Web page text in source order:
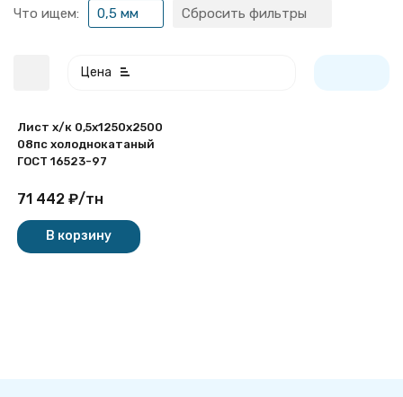
Что ищем: 0,5 мм Сбросить фильтры
Цена
Лист х/к 0,5х1250х2500
08пс холоднокатаный
ГОСТ 16523-97
71 442 ₽/тн
В корзину